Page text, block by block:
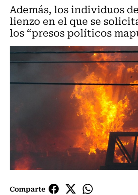
Además, los individuos
lienzo en el que se
los “presos políticos
Comparte